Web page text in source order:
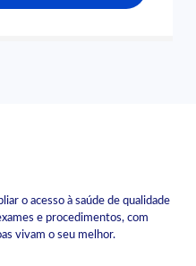
o acesso à saúde de qualidade
e procedimentos, com
vivam o seu melhor.